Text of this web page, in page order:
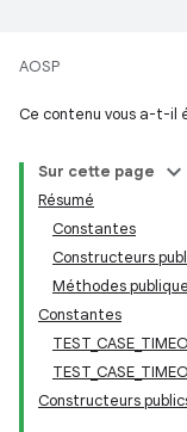
AOSP
Ce contenu vous a-t-il
Sur cette page
Résumé
Constantes
Constructeurs
Méthodes
Constantes
Constructeurs